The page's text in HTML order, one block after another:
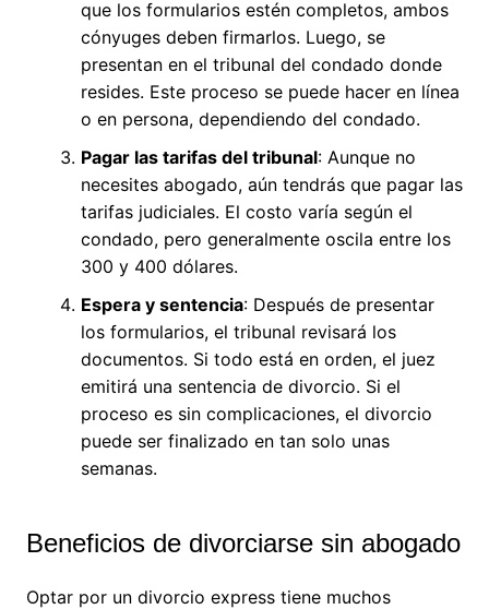
que los formularios estén completos, ambos
cónyuges deben firmarlos. Luego, se
presentan en el tribunal del condado donde
resides. Este proceso se puede hacer en línea
o en persona, dependiendo del condado.
Pagar las tarifas del tribunal: Aunque no
necesites abogado, aún tendrás que pagar las
tarifas judiciales. El costo varía según el
condado, pero generalmente oscila entre los
300 y 400 dólares.
Espera y sentencia: Después de presentar
los formularios, el tribunal revisará los
documentos. Si todo está en orden, el juez
emitirá una sentencia de divorcio. Si el
proceso es sin complicaciones, el divorcio
puede ser finalizado en tan solo unas
semanas.
Beneficios de divorciarse sin abogado
Optar por un divorcio express tiene muchos